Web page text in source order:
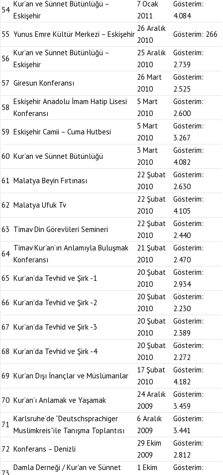
54
Kur’an ve Sünnet Bütünlüğü –
Eskişehir
7 Ocak
2011
Gösterim:
4.084
55 Yunus Emre Kültür Merkezi – Eskişehir
26 Aralık
2010
Gösterim: 266
56
Kur’an ve Sünnet Bütünlüğü –
Eskişehir
25 Aralık
2010
Gösterim:
2.739
57 Giresun Konferansı
26 Mart
2010
Gösterim:
2.525
58
Eskişehir Anadolu İmam Hatip Lisesi
Konferansı
5 Mart
2010
Gösterim:
2.600
59 Eskişehir Camii – Cuma Hutbesi
5 Mart
2010
Gösterim:
3.267
60 Kur’an ve Sünnet Bütünlüğü
3 Mart
2010
Gösterim:
4.082
61 Malatya Beyin Fırtınası
22 Şubat
2010
Gösterim:
2.630
62 Malatya Ufuk Tv
22 Şubat
2010
Gösterim:
4.105
63 Timav Din Görevlileri Semineri
22 Şubat
2010
Gösterim:
2.440
64
Timav Kur’an’ın Anlamıyla Buluşmak
Konferansı
21 Şubat
2010
Gösterim:
2.470
65 Kur’an’da Tevhid ve Şirk -1
20 Şubat
2010
Gösterim:
2.934
66 Kur’an’da Tevhid ve Şirk -2
20 Şubat
2010
Gösterim:
2.230
67 Kur’an’da Tevhid ve Şirk -3
20 Şubat
2010
Gösterim:
2.389
68 Kur’an’da Tevhid ve Şirk -4
20 Şubat
2010
Gösterim:
2.272
69 Kur’an Dışı İnançlar ve Müslümanlar
17 Şubat
2010
Gösterim:
4.182
70 Kur’an’ı Anlamak ve Yaşamak
24 Aralık
2009
Gösterim:
3.459
71
Karlsruhe’de “Deutschsprachiger
Muslimkreis”ile Tanışma Toplantısı
6 Aralık
2009
Gösterim:
3.441
72 Konferans – Denizli
29 Ekim
2009
Gösterim:
2.812
Damla Derneği / Kur’an ve Sünnet
1 Ekim
Gösterim: